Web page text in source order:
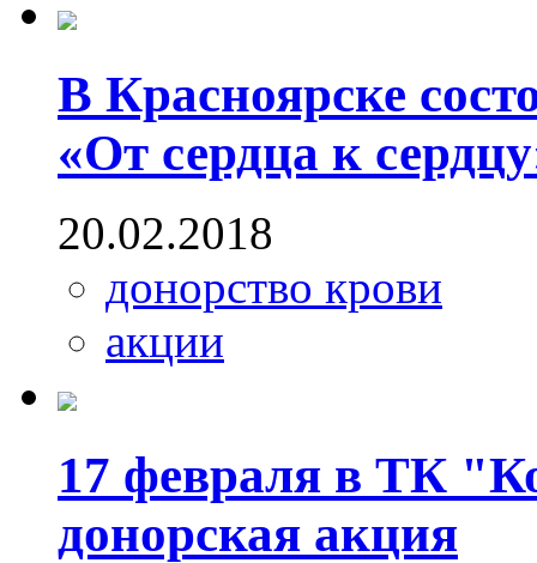
В Красноярске
«От сердца к
20.02.2018
донорство крови
акции
17 февраля в ТК
донорская акция